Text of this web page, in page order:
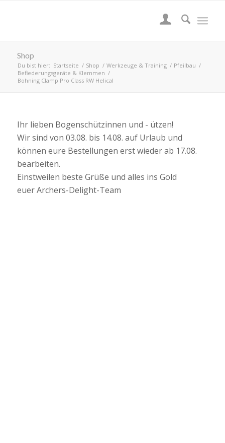
Shop
Du bist hier: Startseite / Shop / Werkzeuge & Training / Pfeilbau /
Befiederungsgeräte & Klemmen /
Bohning Clamp Pro Class RW Helical
Ihr lieben Bogenschützinnen und - ützen!
Wir sind von 03.08. bis 14.08. auf Urlaub und
können eure Bestellungen erst wieder ab 17.08.
bearbeiten.
Einstweilen beste Grüße und alles ins Gold
euer Archers-Delight-Team